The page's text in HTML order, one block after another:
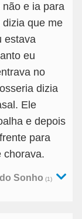
e ia para
dizia que me
estava
eu
no
dizia
Ele
e depois
para
chorava.
Sonho (1)